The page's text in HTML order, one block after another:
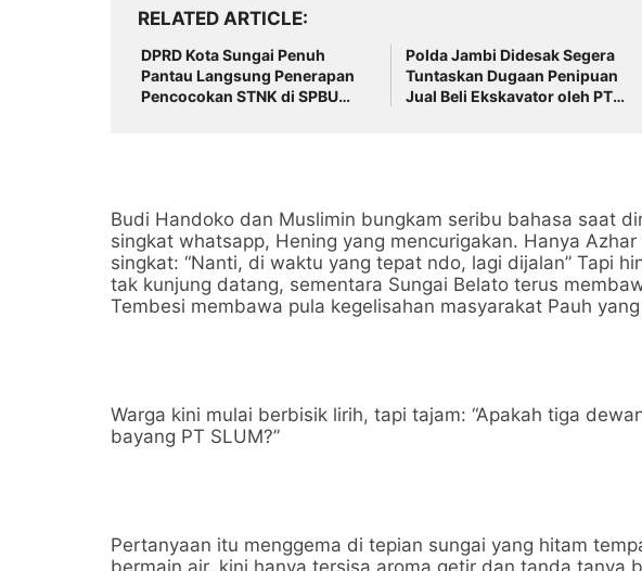
RELATED ARTICLE
DPRD Kota Sungai Penuh
Pantau Langsung Penerapan
Pencocokan STNK di SPBU
Polda Jambi Didesak Segera
Tuntaskan Dugaan Penipuan
Jual Beli Ekskavator oleh PT
Budi Handoko dan Muslimin bungkam seribu bahasa saat
singkat whatsapp, Hening yang mencurigakan. Hanya
singkat: “Nanti, di waktu yang tepat ndo, lagi dijalan” Tapi
tak kunjung datang, sementara Sungai Belato terus
Tembesi membawa pula kegelisahan masyarakat Pauh
Warga kini mulai berbisik lirih, tapi tajam: “Apakah tiga
bayang PT SLUM?”
Pertanyaan itu menggema di tepian sungai yang hitam
bermain air, kini hanya tersisa aroma getir dan tanda tanya